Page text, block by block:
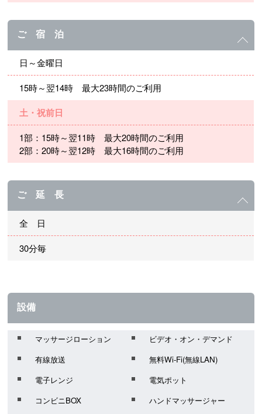
ご 宿 泊
日～金曜日
15時～翌14時 最大23時間のご利用
土・祝前日
1部：15時～翌11時 最大20時間のご利用
2部：20時～翌12時 最大16時間のご利用
ご 延 長
全 日
30分毎
設備
マッサージローション
ビデオ・オン・デマンド
有線放送
無料Wi-Fi(無線LAN)
電子レンジ
電気ポット
コンビニBOX
ハンドマッサージャー